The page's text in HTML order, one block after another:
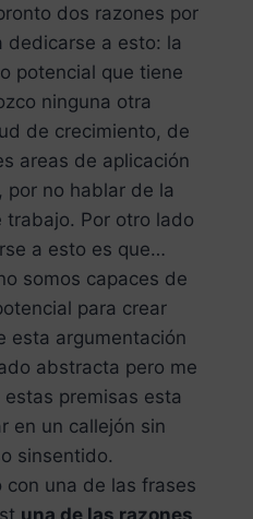
dos razones por
dedicarse a esto: la
potencial que tiene
ninguna otra
de crecimiento, de
areas de aplicación
por no hablar de la
Por otro lado
a esto es que…
somos capaces de
para crear
esta argumentación
abstracta pero me
premisas esta
en un callejón sin
sinsentido.
una de las frases
una de las razones